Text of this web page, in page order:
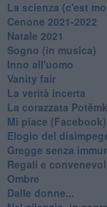
La scienza (c'est
Cenone 2021-2022
Natale 2021
Sogno (in musica)
Inno all'uomo
Vanity fair
La verità incerta
La corazzata
Mi piace (Facebook)
Elogio del
Gregge senza
Regali e
Ombre
Dalle donne...